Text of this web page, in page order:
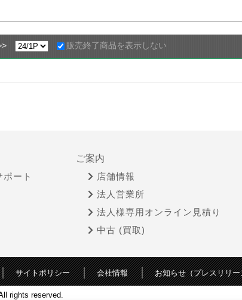
販売終了商品を表示しない
ート
ご案内
店舗情報
法人営業所
法人様専用オンライン見積り
中古 (買取)
サイトポリシー 会社情報 お知らせ（プレスリリー
rights reserved.